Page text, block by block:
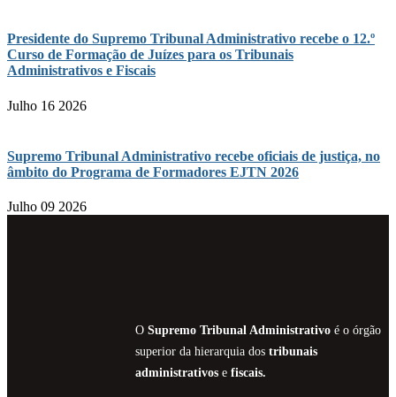
Presidente do Supremo Tribunal Administrativo recebe o 12.º
Curso de Formação de Juízes para os Tribunais
Administrativos e Fiscais
Julho 16 2026
Supremo Tribunal Administrativo recebe oficiais de justiça, no
âmbito do Programa de Formadores EJTN 2026
Julho 09 2026
O Supremo Tribunal Administrativoé o órgão
superior da hierarquia dos tribunais
administrativose fiscais.